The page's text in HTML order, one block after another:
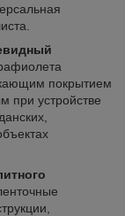
покрытием
при устройстве